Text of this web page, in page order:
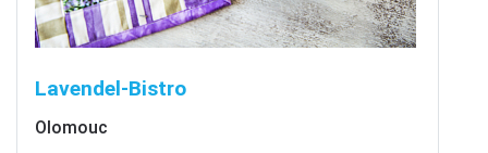
Lavendel-Bistro
Olomouc